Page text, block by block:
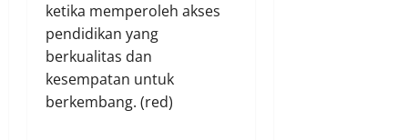
ketika memperoleh akses
pendidikan yang
berkualitas dan
kesempatan untuk
berkembang. (red)